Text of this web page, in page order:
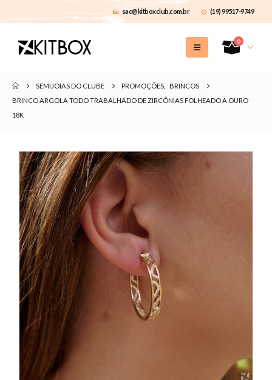
sac@kitboxclub.com.br (19) 99517-9749
0
SEMIJOIAS DO CLUBE PROMOÇÕES
BRINCOS
BRINCO ARGOLA TODO TRABALHADO DE ZIRCÔNIAS FOLHEADO A OURO
18K